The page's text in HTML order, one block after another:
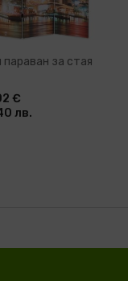
параван за стая
€
лв.